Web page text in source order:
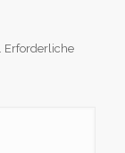
Erforderliche